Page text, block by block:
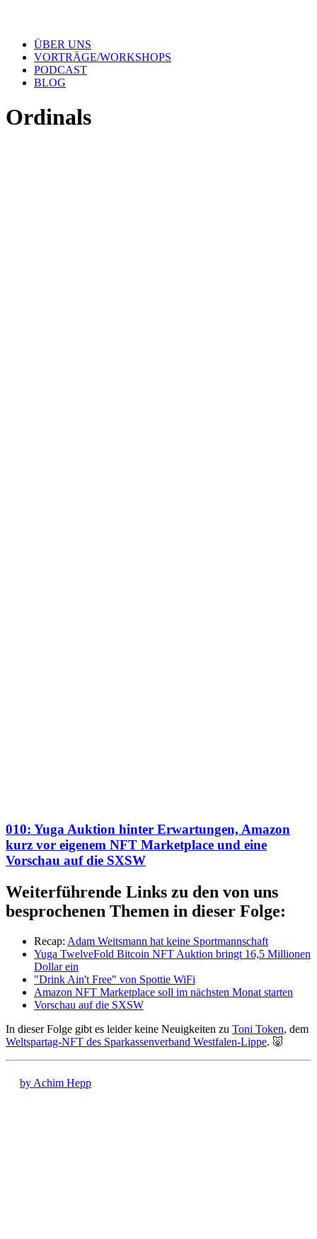
ÜBER UNS
VORTRÄGE/WORKSHOPS
PODCAST
BLOG
Ordinals
010: Yuga Auktion hinter Erwartungen, Amazon
kurz vor eigenem NFT Marketplace und eine
Vorschau auf die SXSW
Weiterführende Links zu den von uns
besprochenen Themen in dieser Folge:
Recap: Adam Weitsmann hat keine Sportmannschaft
Yuga TwelveFold Bitcoin NFT Auktion bringt 16,5 Millionen
Dollar ein
"Drink Ain't Free" von Spottie WiFi
Amazon NFT Marketplace soll im nächsten Monat starten
Vorschau auf die SXSW
In dieser Folge gibt es leider keine Neuigkeiten zu Toni Token, dem
Weltspartag-NFT des Sparkassenverband Westfalen-Lippe. 🐷
by Achim Hepp